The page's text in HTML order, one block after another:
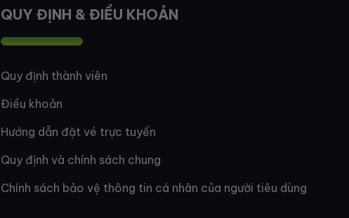
QUY ĐỊNH & ĐIỀU KHOẢN
Quy định thành viên
Điều khoản
Hướng dẫn đặt vé trực tuyến
Quy định và chính sách chung
Chính sách bảo vệ thông tin cá nhân của người tiêu dùng